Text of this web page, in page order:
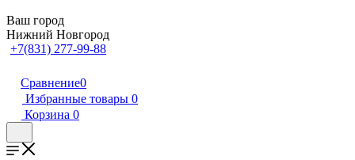
Ваш город
Нижний Новгород
+7(831) 277-99-88
Сравнение0
Избранные товары 0
Корзина 0